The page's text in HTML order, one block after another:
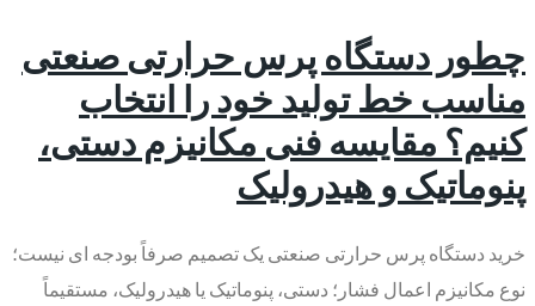
چطور دستگاه پرس حرارتی صنعتی
مناسب خط تولید خود را انتخاب
کنیم؟ مقایسه فنی مکانیزم دستی،
پنوماتیک و هیدرولیک
خرید دستگاه پرس حرارتی صنعتی یک تصمیم صرفاً بودجه ای نیست؛
نوع مکانیزم اعمال فشار؛ دستی، پنوماتیک یا هیدرولیک، مستقیماً